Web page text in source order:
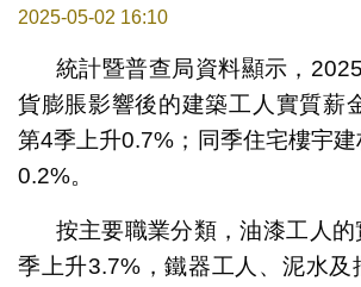
2025-05-02 16:10
統計暨普查局資料顯示，
貨膨脹影響後的建築工人實質薪
第4季上升0.7%；同季住宅樓宇
0.2%。
按主要職業分類，油漆工人
季上升3.7%，鐵器工人、泥水及